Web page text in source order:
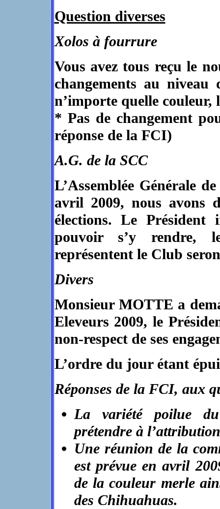
Question diverses
Xolos à fourrure
Vous avez tous reçu le
changements au
n’importe quelle couleur,
* Pas de changement
réponse de la FCI)
A.G. de la SCC
L’Assemblée Générale
avril 2009, nous avons
élections. Le Président
pouvoir s’y rendre,
représentent le Club
Divers
Monsieur MOTTE a
Eleveurs 2009, le
non-respect de ses
L’ordre du jour étant
Réponses de la FCI, aux
La variété poilue
prétendre à
Une réunion de la
est prévue en avril
de la couleur merle
des Chihuahuas.